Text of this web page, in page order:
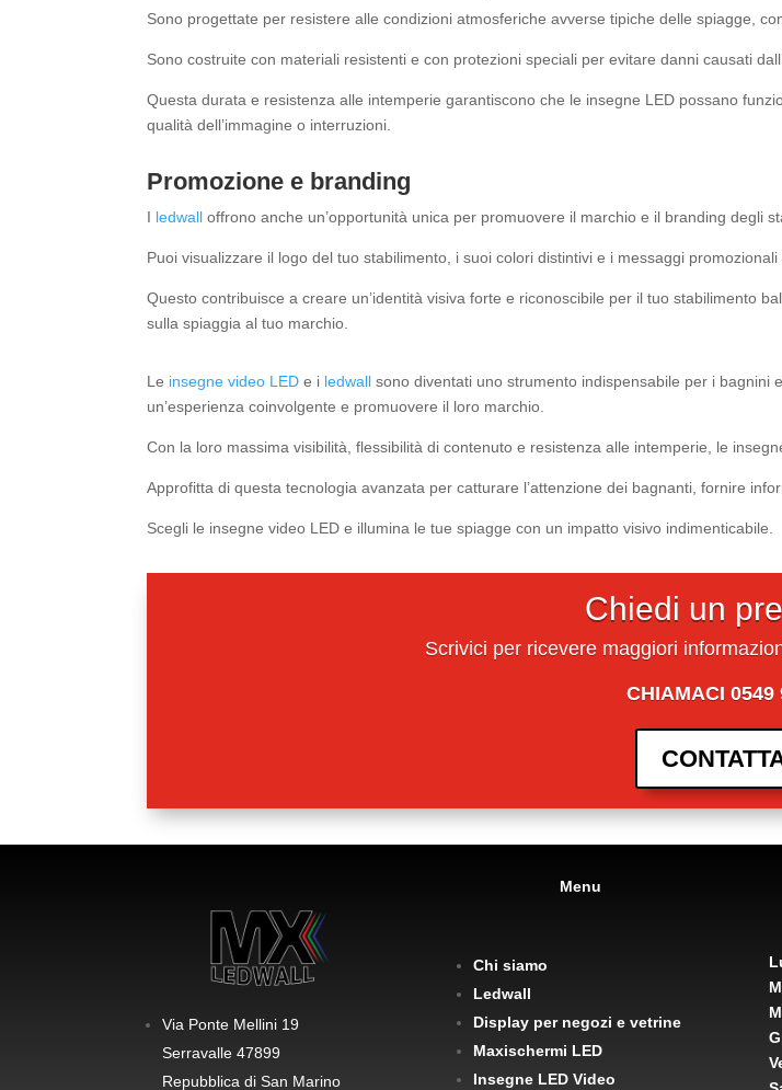
Sono progettate per resistere alle condizioni atmosferiche avverse tipiche delle spiagge,
Sono costruite con materiali resistenti e con protezioni speciali per evitare danni causati
Questa durata e resistenza alle intemperie garantiscono che le insegne LED possano
qualità dell’immagine o interruzioni.
Promozione e branding
I ledwall offrono anche un’opportunità unica per promuovere il marchio e il branding degli
Puoi visualizzare il logo del tuo stabilimento, i suoi colori distintivi e i messaggi
Questo contribuisce a creare un’identità visiva forte e riconoscibile per il tuo stabilimento
sulla spiaggia al tuo marchio.
Le insegne video LED e i ledwall sono diventati uno strumento indispensabile per i bagnini
un’esperienza coinvolgente e promuovere il loro marchio.
Con la loro massima visibilità, flessibilità di contenuto e resistenza alle intemperie, le
Approfitta di questa tecnologia avanzata per catturare l’attenzione dei bagnanti, fornire
Scegli le insegne video LED e illumina le tue spiagge con un impatto visivo indimenticabile.
Chiedi un
Scrivici per ricevere maggiori
CHIAMACI 0549
Via Ponte Mellini 19
Serravalle 47899
Repubblica di San Marino
Menu
Chi siamo
Ledwall
Display per negozi e vetrine
Maxischermi LED
Insegne LED Video